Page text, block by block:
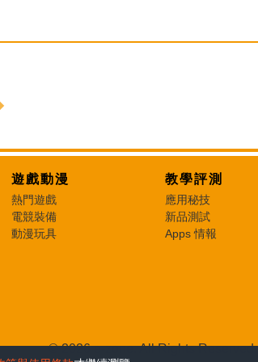
遊戲動漫
熱門遊戲
電競裝備
動漫玩具
教學評測
應用秘技
新品測試
Apps 情報
© 2026 e-zone. All Rights Reserved.